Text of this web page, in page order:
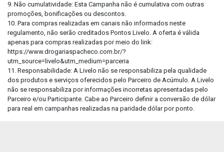
9. Não cumulatividade: Esta Campanha não é cumulativa com outras
promoções, bonificações ou descontos.
10. Para compras realizadas em canais não informados neste
regulamento, não serão creditados Pontos Livelo. A oferta é válida
apenas para compras realizadas por meio do link:
https://www.drogariaspacheco.com.br/?
utm_source=livelo&utm_medium=parceria
11. Responsabilidade: A Livelo não se responsabiliza pela qualidade
dos produtos e serviços oferecidos pelo Parceiro de Acúmulo. A Livelo
não se responsabiliza por informações incorretas apresentadas pelo
Parceiro e/ou Participante. Cabe ao Parceiro definir a conversão de dólar
para real em campanhas realizadas na paridade dólar por ponto.